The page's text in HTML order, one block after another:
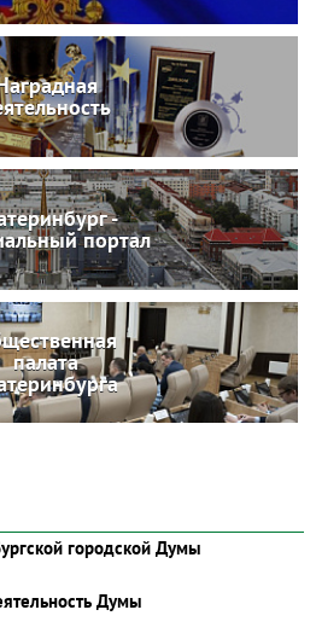
-
портал
палата
городской Думы
Думы